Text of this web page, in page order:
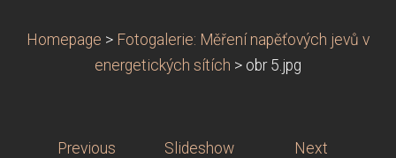
Homepage > Fotogalerie: Měření napěťových jevů v
energetických sítích > obr 5.jpg
Previous Slideshow Next